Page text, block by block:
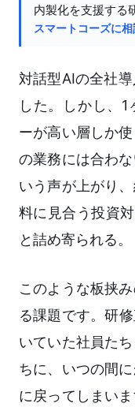
内製化を支援する
スマートコーズに
対話型AIの全社
した。しかし、
ーが高い層しか
の業務には合わ
いう声が上がり
料に見合う投資
と詰め寄られる。
このような板挟
る課題です。研
いていた社員た
ちに、いつの間
に戻ってしまい